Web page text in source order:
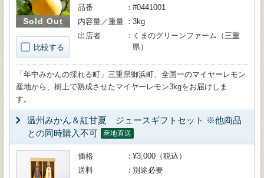
Sold Out
比較する
品番
#0441001
内容量／重量
3kg
出店者
くまのグリーンファーム（三重
県）
「年中みかんの採れる町」三重県御浜町、全国一のマイヤーレモン
産地から、樹上で熟成させたマイヤーレモン3kgをお届けしま
す。
温州みかん＆紅甘夏 ジュースギフトセット ※他商品
との同時購入不可
産地直送
価格
¥3,000（税込）
送料
別途必要